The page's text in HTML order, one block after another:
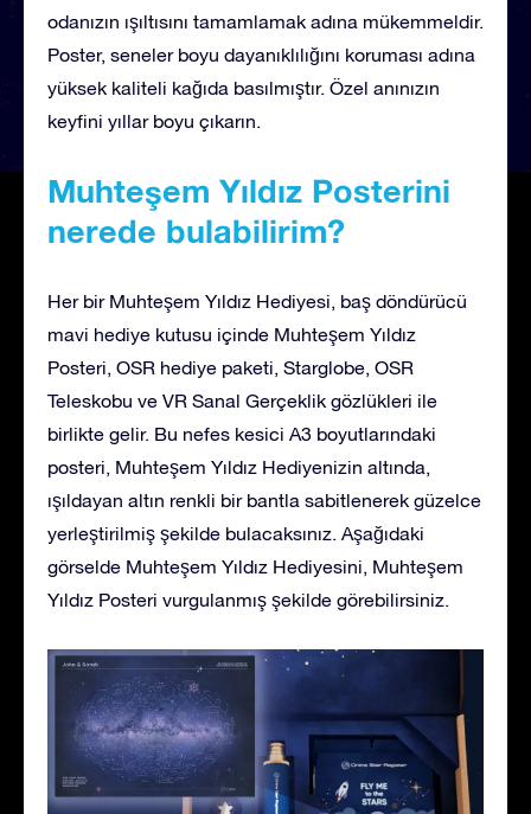
odanızın ışıltısını tamamlamak adına mükemmeldir.
Poster, seneler boyu dayanıklılığını koruması adına
yüksek kaliteli kağıda basılmıştır. Özel anınızın
keyfini yıllar boyu çıkarın.
Muhteşem Yıldız Posterini
nerede bulabilirim?
Her bir Muhteşem Yıldız Hediyesi, baş döndürücü
mavi hediye kutusu içinde Muhteşem Yıldız
Posteri, OSR hediye paketi, Starglobe, OSR
Teleskobu ve VR Sanal Gerçeklik gözlükleri ile
birlikte gelir. Bu nefes kesici A3 boyutlarındaki
posteri, Muhteşem Yıldız Hediyenizin altında,
ışıldayan altın renkli bir bantla sabitlenerek güzelce
yerleştirilmiş şekilde bulacaksınız. Aşağıdaki
görselde Muhteşem Yıldız Hediyesini, Muhteşem
Yıldız Posteri vurgulanmış şekilde görebilirsiniz.